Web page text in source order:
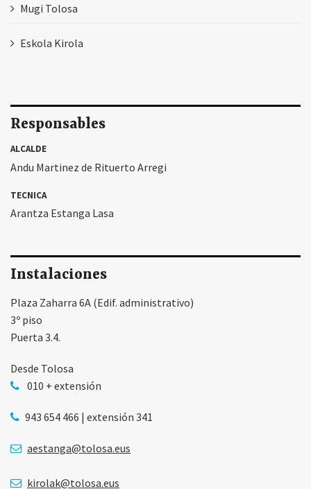
Mugi Tolosa
Eskola Kirola
Responsables
ALCALDE
Andu Martinez de Rituerto Arregi
TECNICA
Arantza Estanga Lasa
Instalaciones
Plaza Zaharra 6A (Edif. administrativo)
3º piso
Puerta 3.4.
Desde Tolosa
010 + extensión
943 654 466 | extensión 341
aestanga@tolosa.eus
kirolak@tolosa.eus